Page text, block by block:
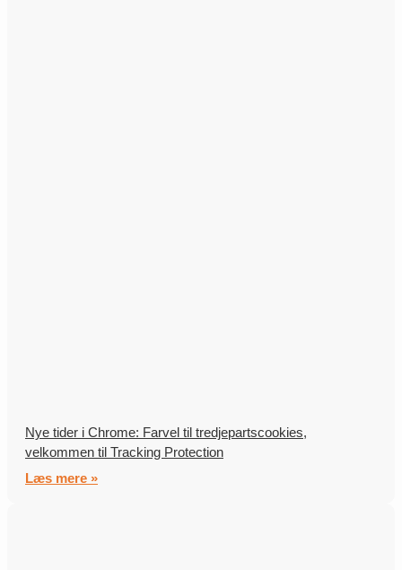
Nye tider i Chrome: Farvel til tredjepartscookies,
velkommen til Tracking Protection
Læs mere »